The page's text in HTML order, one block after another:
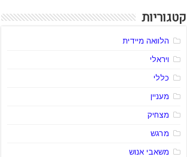
קטגוריות
הלוואה מיידית
ויראלי
כללי
מעניין
מצחיק
מרגש
משאבי אנוש